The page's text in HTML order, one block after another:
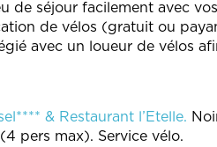
de séjour facilement avec
de vélos (gratuit ou
avec un loueur de vélos
& Restaurant l’Etelle.
pers max). Service vélo.